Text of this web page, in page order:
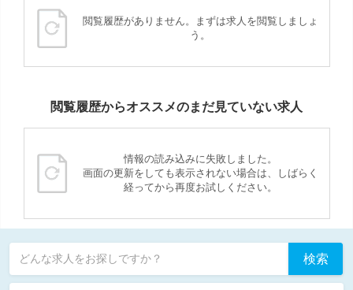
閲覧履歴がありません。まずは求人を閲覧しましょ
う。
閲覧履歴からオススメのまだ見ていない求人
情報の読み込みに失敗しました。
画面の更新をしても表示されない場合は、しばらく
経ってから再度お試しください。
どんな求人をお探しですか？ 検索